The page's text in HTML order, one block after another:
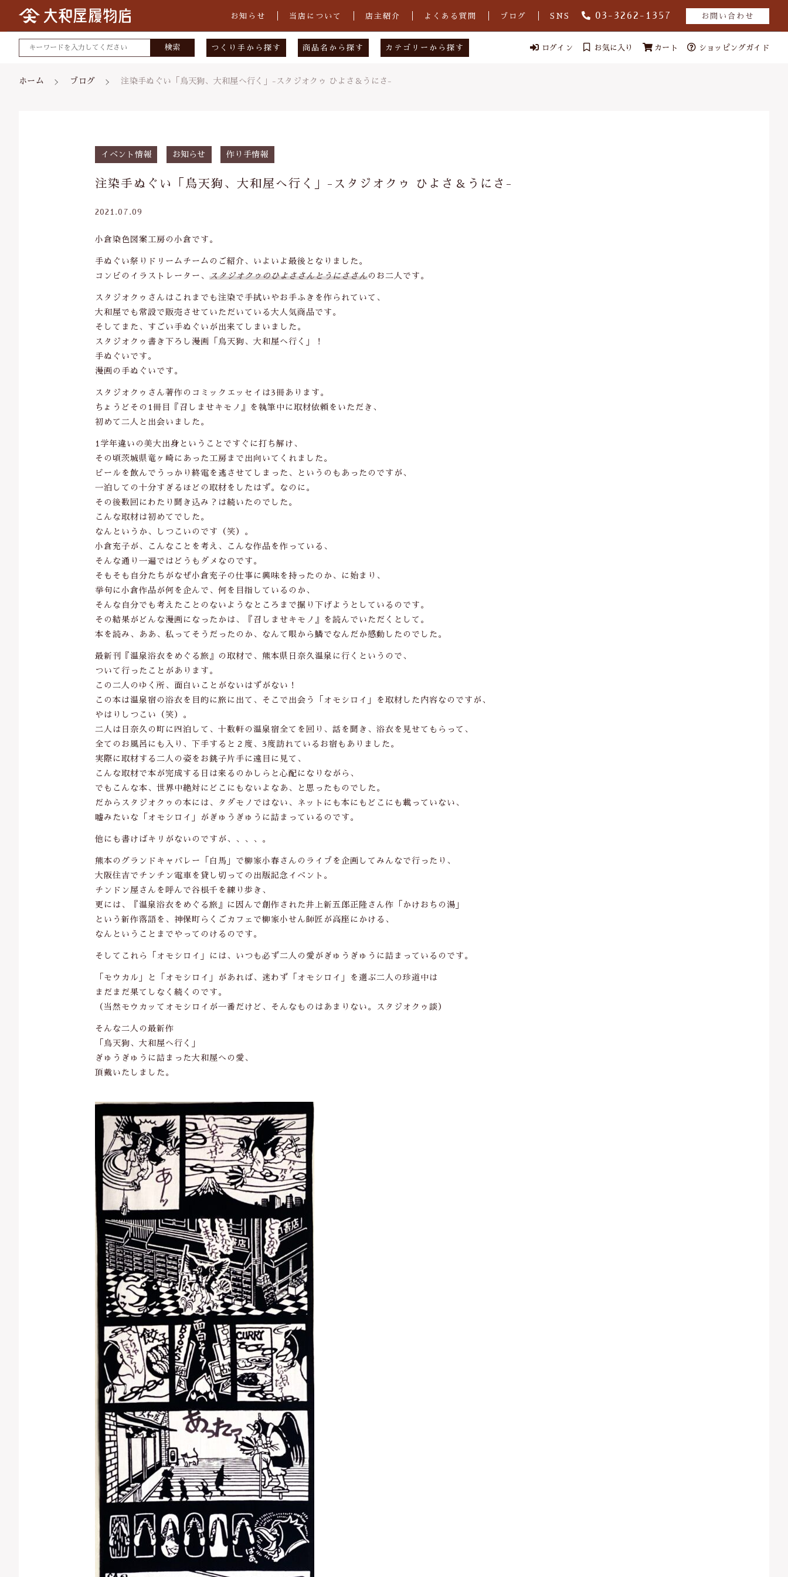
お知らせ 当店について 店主紹介 よくある質問 ブログ SNS 03-3262-1357 お問い合わせ
検索 つくり手から探す
大和屋履物店
宮部木履工場
商品名から探す
は行
ら行
わ行
カテゴリーから探す
雪駄
ログイン お気に入り カート ショッピングガイド
ホーム ブログ 注染手ぬぐい「烏天狗、大和屋へ行く」-スタジオクゥ ひよさ＆うにさ-
イベント情報 お知らせ 作り手情報
注染手ぬぐい「烏天狗、大和屋へ行く」-スタジオクゥ ひよさ＆うにさ-
2021.07.09
小倉染色図案工房の小倉です。
手ぬぐい祭りドリームチームのご紹介、いよいよ最後となりました。
コンビのイラストレーター、スタジオクゥのひよささんとうにささんのお二人です。
スタジオクゥさんはこれまでも注染で手拭いやお手ふきを作られていて、
大和屋でも常設で販売させていただいている大人気商品です。
そしてまた、すごい手ぬぐいが出来てしまいました。
スタジオクゥ書き下ろし漫画「烏天狗、大和屋へ行く」！
手ぬぐいです。
漫画の手ぬぐいです。
スタジオクゥさん著作のコミックエッセイは3冊あります。
ちょうどその1冊目『召しませキモノ』を執筆中に取材依頼をいただき、
初めて二人と出会いました。
1学年違いの美大出身ということですぐに打ち解け、
その頃茨城県竜ヶ崎にあった工房まで出向いてくれました。
ビールを飲んでうっかり終電を逃させてしまった、というのもあったのですが、
一泊しての十分すぎるほどの取材をしたはず。なのに。
その後数回にわたり聞き込み？は続いたのでした。
こんな取材は初めてでした。
なんというか、しつこいのです（笑）。
小倉充子が、こんなことを考え、こんな作品を作っている、
そんな通り一遍ではどうもダメなのです。
そもそも自分たちがなぜ小倉充子の仕事に興味を持ったのか、に始まり、
挙句に小倉作品が何を企んで、何を目指しているのか、
そんな自分でも考えたことのないようなところまで掘り下げようとしているのです。
その結果がどんな漫画になったかは、『召しませキモノ』を読んでいただくとして。
本を読み、ああ、私ってそうだったのか、なんて眼から鱗でなんだか感動したのでした。
最新刊『温泉浴衣をめぐる旅』の取材で、熊本県日奈久温泉に行くというので、
ついて行ったことがあります。
この二人のゆく所、面白いことがないはずがない！
この本は温泉宿の浴衣を目的に旅に出て、そこで出会う「オモシロイ」を取材した内容なのですが、
やはりしつこい（笑）。
二人は日奈久の町に四泊して、十数軒の温泉宿全てを回り、話を聞き、浴衣を見せてもらって、
全てのお風呂にも入り、下手すると２度、3度訪れているお宿もありました。
実際に取材する二人の姿をお銚子片手に遠目に見て、
こんな取材で本が完成する日は来るのかしらと心配になりながら、
でもこんな本、世界中絶対にどこにもないよなあ、と思ったものでした。
だからスタジオクゥの本には、タダモノではない、ネットにも本にもどこにも載っていない、
嘘みたいな「オモシロイ」がぎゅうぎゅうに詰まっているのです。
他にも書けばキリがないのですが、、、、。
熊本のグランドキャバレー「白馬」で柳家小春さんのライブを企画してみんなで行ったり、
大阪住吉でチンチン電車を貸し切っての出版記念イベント。
チンドン屋さんを呼んで谷根千を練り歩き、
更には、『温泉浴衣をめぐる旅』に因んで創作された井上新五郎正隆さん作「かけおちの湯」
という新作落語を、神保町らくごカフェで柳家小せん師匠が高座にかける、
なんということまでやってのけるのです。
そしてこれら「オモシロイ」には、いつも必ず二人の愛がぎゅうぎゅうに詰まっているのです。
「モウカル」と「オモシロイ」があれば、迷わず「オモシロイ」を選ぶ二人の珍道中は
まだまだ果てしなく続くのです。
（当然モウカッてオモシロイが一番だけど、そんなものはあまりない。スタジオクゥ談）
そんな二人の最新作
「烏天狗、大和屋へ行く」
ぎゅうぎゅうに詰まった大和屋への愛、
頂戴いたしました。
親カテゴリ
～
並び順